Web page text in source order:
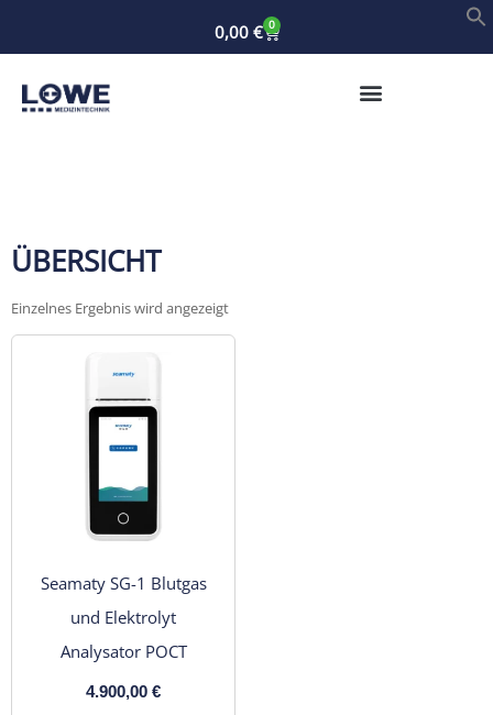
0,00 € 0
ÜBERSICHT
Einzelnes Ergebnis wird angezeigt
Seamaty SG-1 Blutgas
und Elektrolyt
Analysator POCT
4.900,00 €